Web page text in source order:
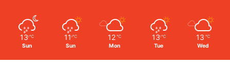
13 ℃
Sun
11 ℃
Sun
12 ℃
Mon
13 ℃
Tue
13 ℃
Wed